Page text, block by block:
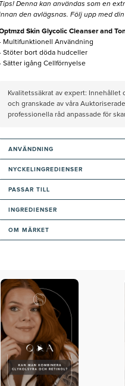
Tips! Denna kan användas som en
den avlägsnas. Följ upp med
Skin Glycolic Cleanser and
Multifunktionell Användning
Stöter bort döda hudceller
Sätter igång Cellförnyelse
Kvalitetssäkrat av expert: Innehållet
och granskade av våra
professionella råd anpassade för
ANVÄNDNING
NYCKELINGREDIENSER
PASSAR TILL
INGREDIENSER
OM MÄRKET